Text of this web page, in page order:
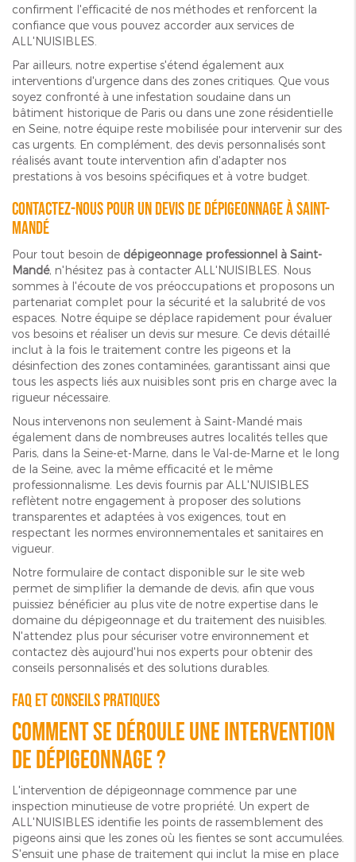
confirment l'efficacité de nos méthodes et renforcent la
confiance que vous pouvez accorder aux services de
ALL'NUISIBLES.
Par ailleurs, notre expertise s'étend également aux
interventions d'urgence dans des zones critiques. Que vous
soyez confronté à une infestation soudaine dans un
bâtiment historique de Paris ou dans une zone résidentielle
en Seine, notre équipe reste mobilisée pour intervenir sur des
cas urgents. En complément, des devis personnalisés sont
réalisés avant toute intervention afin d'adapter nos
prestations à vos besoins spécifiques et à votre budget.
Contactez-nous pour un devis de dépigeonnage à Saint-
Mandé
Pour tout besoin de dépigeonnage professionnel à Saint-
Mandé, n'hésitez pas à contacter ALL'NUISIBLES. Nous
sommes à l'écoute de vos préoccupations et proposons un
partenariat complet pour la sécurité et la salubrité de vos
espaces. Notre équipe se déplace rapidement pour évaluer
vos besoins et réaliser un devis sur mesure. Ce devis détaillé
inclut à la fois le traitement contre les pigeons et la
désinfection des zones contaminées, garantissant ainsi que
tous les aspects liés aux nuisibles sont pris en charge avec la
rigueur nécessaire.
Nous intervenons non seulement à Saint-Mandé mais
également dans de nombreuses autres localités telles que
Paris, dans la Seine-et-Marne, dans le Val-de-Marne et le long
de la Seine, avec la même efficacité et le même
professionnalisme. Les devis fournis par ALL'NUISIBLES
reflètent notre engagement à proposer des solutions
transparentes et adaptées à vos exigences, tout en
respectant les normes environnementales et sanitaires en
vigueur.
Notre formulaire de contact disponible sur le site web
permet de simplifier la demande de devis, afin que vous
puissiez bénéficier au plus vite de notre expertise dans le
domaine du dépigeonnage et du traitement des nuisibles.
N'attendez plus pour sécuriser votre environnement et
contactez dès aujourd'hui nos experts pour obtenir des
conseils personnalisés et des solutions durables.
FAQ et conseils pratiques
Comment se déroule une intervention
de dépigeonnage ?
L'intervention de dépigeonnage commence par une
inspection minutieuse de votre propriété. Un expert de
ALL'NUISIBLES identifie les points de rassemblement des
pigeons ainsi que les zones où les fientes se sont accumulées.
S'ensuit une phase de traitement qui inclut la mise en place